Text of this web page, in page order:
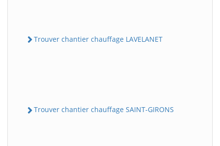
Trouver chantier chauffage LAVELANET
Trouver chantier chauffage SAINT-GIRONS